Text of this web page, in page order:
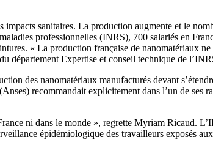
sanitaires. La production augmente et le
professionnelles (INRS), 700 salariés en
« La production française de nanomatériaux
département Expertise et conseil technique de
des nanomatériaux manufacturés devant
recommandait explicitement dans l’un de ses
ni dans le monde », regrette Myriam Ricaud.
épidémiologique des travailleurs exposés